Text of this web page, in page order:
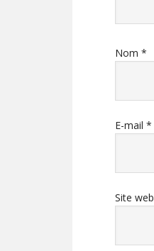
Nom *
E-mail *
Site web